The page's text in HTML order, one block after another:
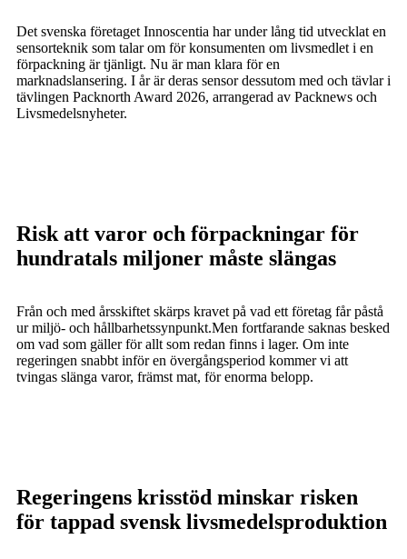
Det svenska företaget Innoscentia har under lång tid utvecklat en
sensorteknik som talar om för konsumenten om livsmedlet i en
förpackning är tjänligt. Nu är man klara för en
marknadslansering. I år är deras sensor dessutom med och tävlar i
tävlingen Packnorth Award 2026, arrangerad av Packnews och
Livsmedelsnyheter.
Risk att varor och förpackningar för
hundratals miljoner måste slängas
Från och med årsskiftet skärps kravet på vad ett företag får påstå
ur miljö- och hållbarhetssynpunkt.Men fortfarande saknas besked
om vad som gäller för allt som redan finns i lager. Om inte
regeringen snabbt inför en övergångsperiod kommer vi att
tvingas slänga varor, främst mat, för enorma belopp.
Regeringens krisstöd minskar risken
för tappad svensk livsmedelsproduktion